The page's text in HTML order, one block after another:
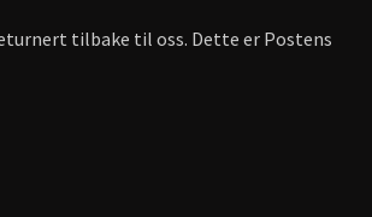
tilbake til oss. Dette er Postens